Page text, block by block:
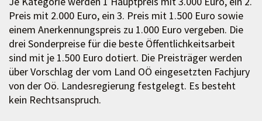
Preis mit 2.000 Euro, ein 3. Preis mit 1.500 Euro sowie
einem Anerkennungspreis zu 1.000 Euro vergeben. Die
drei Sonderpreise für die beste Öffentlichkeitsarbeit
sind mit je 1.500 Euro dotiert. Die Preisträger werden
über Vorschlag der vom Land OÖ eingesetzten Fachjury
von der Oö. Landesregierung festgelegt. Es besteht
kein Rechtsanspruch.